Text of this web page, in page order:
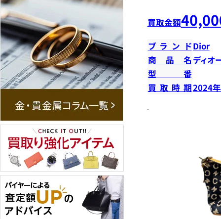
買取金額
ブランドDior
商品名 ディ
型番
買取時期2024